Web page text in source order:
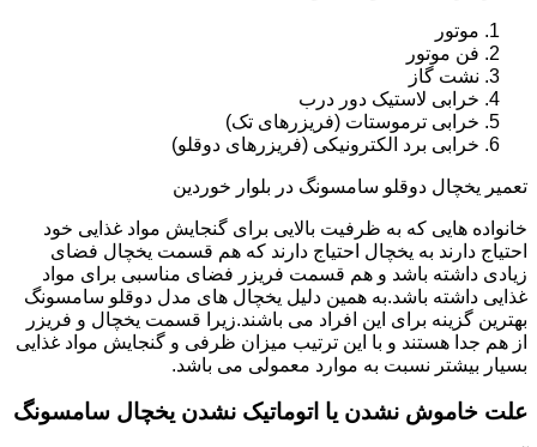
موتور
فن موتور
نشت گاز
خرابی لاستیک دور درب
خرابی ترموستات (فریزرهای تک)
خرابی برد الکترونیکی (فریزرهای دوقلو)
تعمیر یخچال دوقلو سامسونگ در بلوار خوردین
خانواده هایی که به ظرفیت بالایی برای گنجایش مواد غذایی خود
احتیاج دارند به یخچال احتیاج دارند که هم قسمت یخچال فضای
زیادی داشته باشد و هم قسمت فریزر فضای مناسبی برای مواد
غذایی داشته باشد.به همین دلیل یخچال های مدل دوقلو سامسونگ
بهترین گزینه برای این افراد می باشند.زیرا قسمت یخچال و فریزر
از هم جدا هستند و با این ترتیب میزان ظرفی و گنجایش مواد غذایی
بسیار بیشتر نسبت به موارد معمولی می باشد.
علت خاموش نشدن یا اتوماتیک نشدن یخچال سامسونگ